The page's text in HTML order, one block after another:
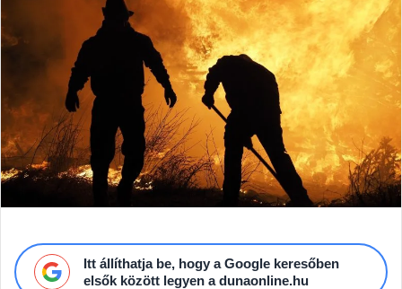
Itt állíthatja be, hogy a Google keresőben
elsők között legyen a dunaonline.hu